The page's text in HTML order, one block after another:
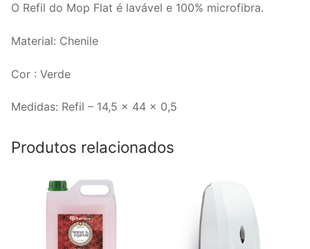
O Refil do Mop Flat é lavável e 100% microfibra.
Material: Chenile
Cor : Verde
Medidas: Refil – 14,5 x 44 x 0,5
Produtos relacionados